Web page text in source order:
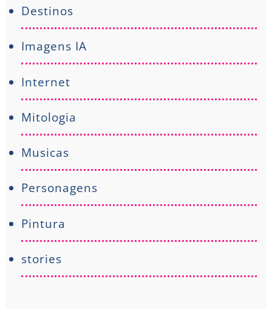
Destinos
Imagens IA
Internet
Mitologia
Musicas
Personagens
Pintura
stories